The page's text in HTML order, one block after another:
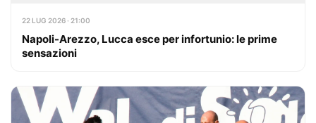
22 LUG 2026 · 21:00
Napoli-Arezzo, Lucca esce per infortunio: le prime
sensazioni